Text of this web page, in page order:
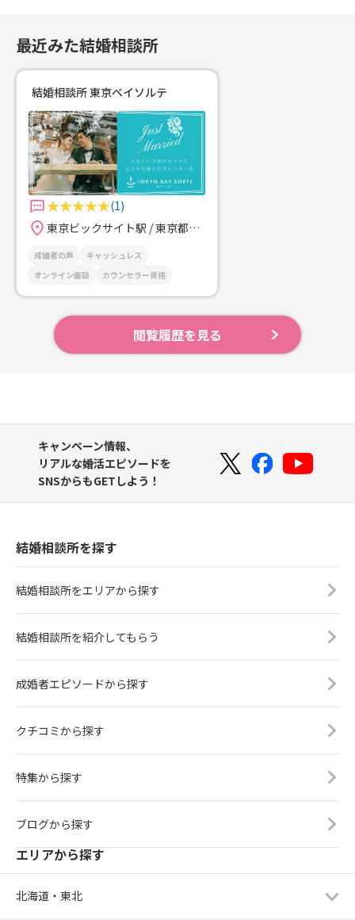
最近みた結婚相談所
結婚相談所 東京ベイソルテ
(1)
東京ビックサイト駅 / 東京都江東区
成婚者の声
キャッシュレス
オンライン面談
カウンセラー資格
閲覧履歴を見る
キャンペーン情報、
リアルな婚活エピソードを
SNSからもGETしよう！
結婚相談所を探す
結婚相談所をエリアから探す
結婚相談所を紹介してもらう
成婚者エピソードから探す
クチコミから探す
特集から探す
ブログから探す
エリアから探す
北海道・東北